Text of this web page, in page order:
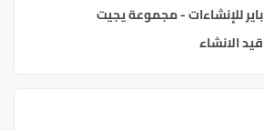
باير للإنشاءات - مجموعة يجيت
قيد الانشاء